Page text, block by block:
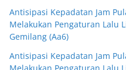
Antisipasi Kepadatan Jam
Melakukan Pengaturan Lalu
Gemilang (Aa6)
Antisipasi Kepadatan Jam